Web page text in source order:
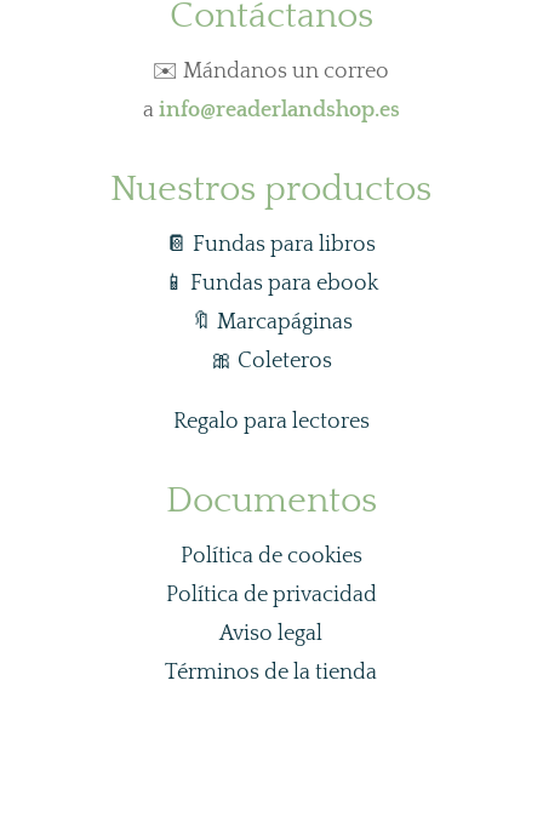
Contáctanos
✉️ Mándanos un correo
a info@readerlandshop.es
Nuestros productos
📔 Fundas para libros
📱Fundas para ebook
🔖 Marcapáginas
🎀 Coleteros
Regalo para lectores
Documentos
Política de cookies
Política de privacidad
Aviso legal
Términos de la tienda